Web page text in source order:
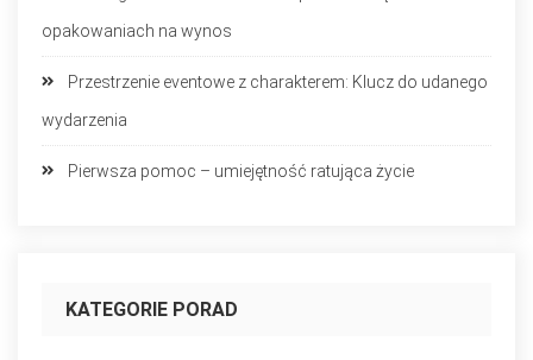
opakowaniach na wynos
Przestrzenie eventowe z charakterem: Klucz do udanego
wydarzenia
Pierwsza pomoc – umiejętność ratująca życie
KATEGORIE PORAD